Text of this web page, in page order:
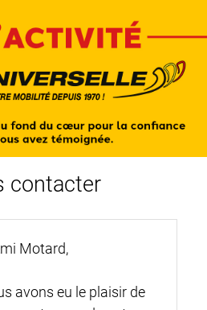
contacter
Motard,
avons eu le plaisir de